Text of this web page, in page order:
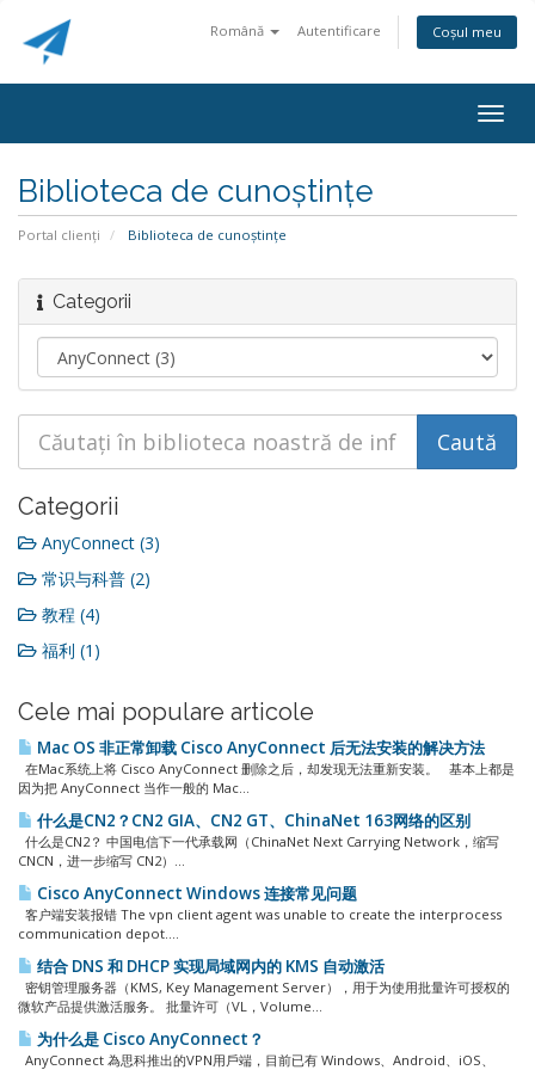
Română Autentificare Coșul meu
Biblioteca de cunoștințe
Portal clienți Biblioteca de cunoștințe
Categorii
Categorii
AnyConnect (3)
常识与科普 (2)
教程 (4)
福利 (1)
Cele mai populare articole
Mac OS 非正常卸载 Cisco AnyConnect 后无法安装的解决方法
在Mac系统上将 Cisco AnyConnect 删除之后，却发现无法重新安装。 基本上都是
因为把 AnyConnect 当作一般的 Mac...
什么是CN2？CN2 GIA、CN2 GT、ChinaNet 163网络的区别
什么是CN2？ 中国电信下一代承载网（ChinaNet Next Carrying Network，缩写
CNCN，进一步缩写 CN2）...
Cisco AnyConnect Windows 连接常见问题
客户端安装报错 The vpn client agent was unable to create the interprocess
communication depot....
结合 DNS 和 DHCP 实现局域网内的 KMS 自动激活
密钥管理服务器（KMS, Key Management Server），用于为使用批量许可授权的
微软产品提供激活服务。 批量许可（VL，Volume...
为什么是 Cisco AnyConnect？
AnyConnect 為思科推出的VPN用戶端，目前已有 Windows、Android、iOS、